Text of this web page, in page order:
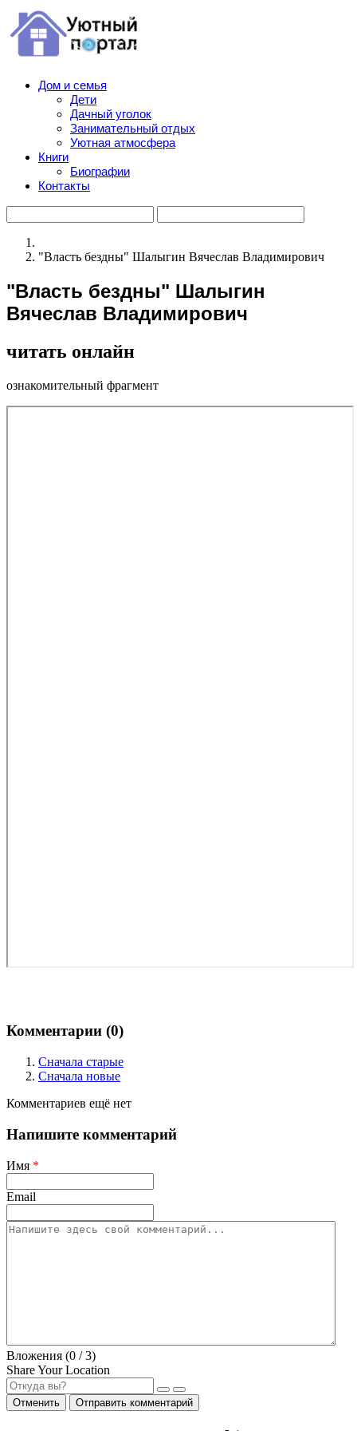
Дом и семья
Дети
Дачный уголок
Занимательный отдых
Уютная атмосфера
Книги
Биографии
Контакты
"Власть бездны" Шалыгин Вячеслав Владимирович
"Власть бездны" Шалыгин
Вячеслав Владимирович
читать онлайн
ознакомительный фрагмент
Комментарии (0)
Сначала старые
Сначала новые
Комментариев ещё нет
Напишите комментарий
Имя *
Email
Вложения (0 / 3)
Share Your Location
Отменить Отправить комментарий